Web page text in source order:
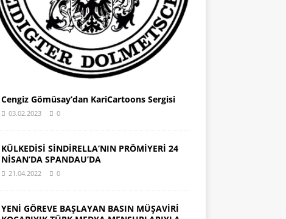
Cengiz Gömüsay’dan KariCartoons Sergisi
03.02.2023 0
KÜLKEDİSİ SİNDİRELLA’NIN PRÖMİYERİ 24
NİSAN’DA SPANDAU’DA
21.04.2022 0
YENİ GÖREVE BAŞLAYAN BASIN MÜŞAVİRİ